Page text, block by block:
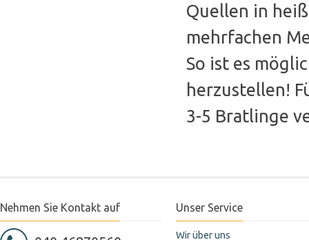
Quellen in
mehrfachen
So ist es
herzustellen!
3-5 Bratlinge
Nehmen Sie Kontakt auf Unser Service
Wir über uns